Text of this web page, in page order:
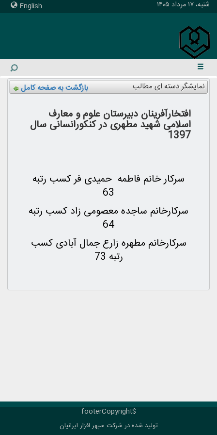
English شنبه، ۱۷ مرداد ۱۴۰۵
نمایشگر دسته ای مطالب بازگشت به صفحه کامل
افتخارآفرینان دبیرستان علوم و معارف
اسلامی شهید مطهری در کنکورانسانی سال
1397
سرکار خانم فاطمه حمیدی فر کسب رتبه
63
سرکارخانم ساجده معصومی زاد کسب رتبه
64
سرکارخانم مطهره زارع جمال آبادی کسب
رتبه 73
$footerCopyright
تولید شده در شرکت سپهر افزار ایرانیان